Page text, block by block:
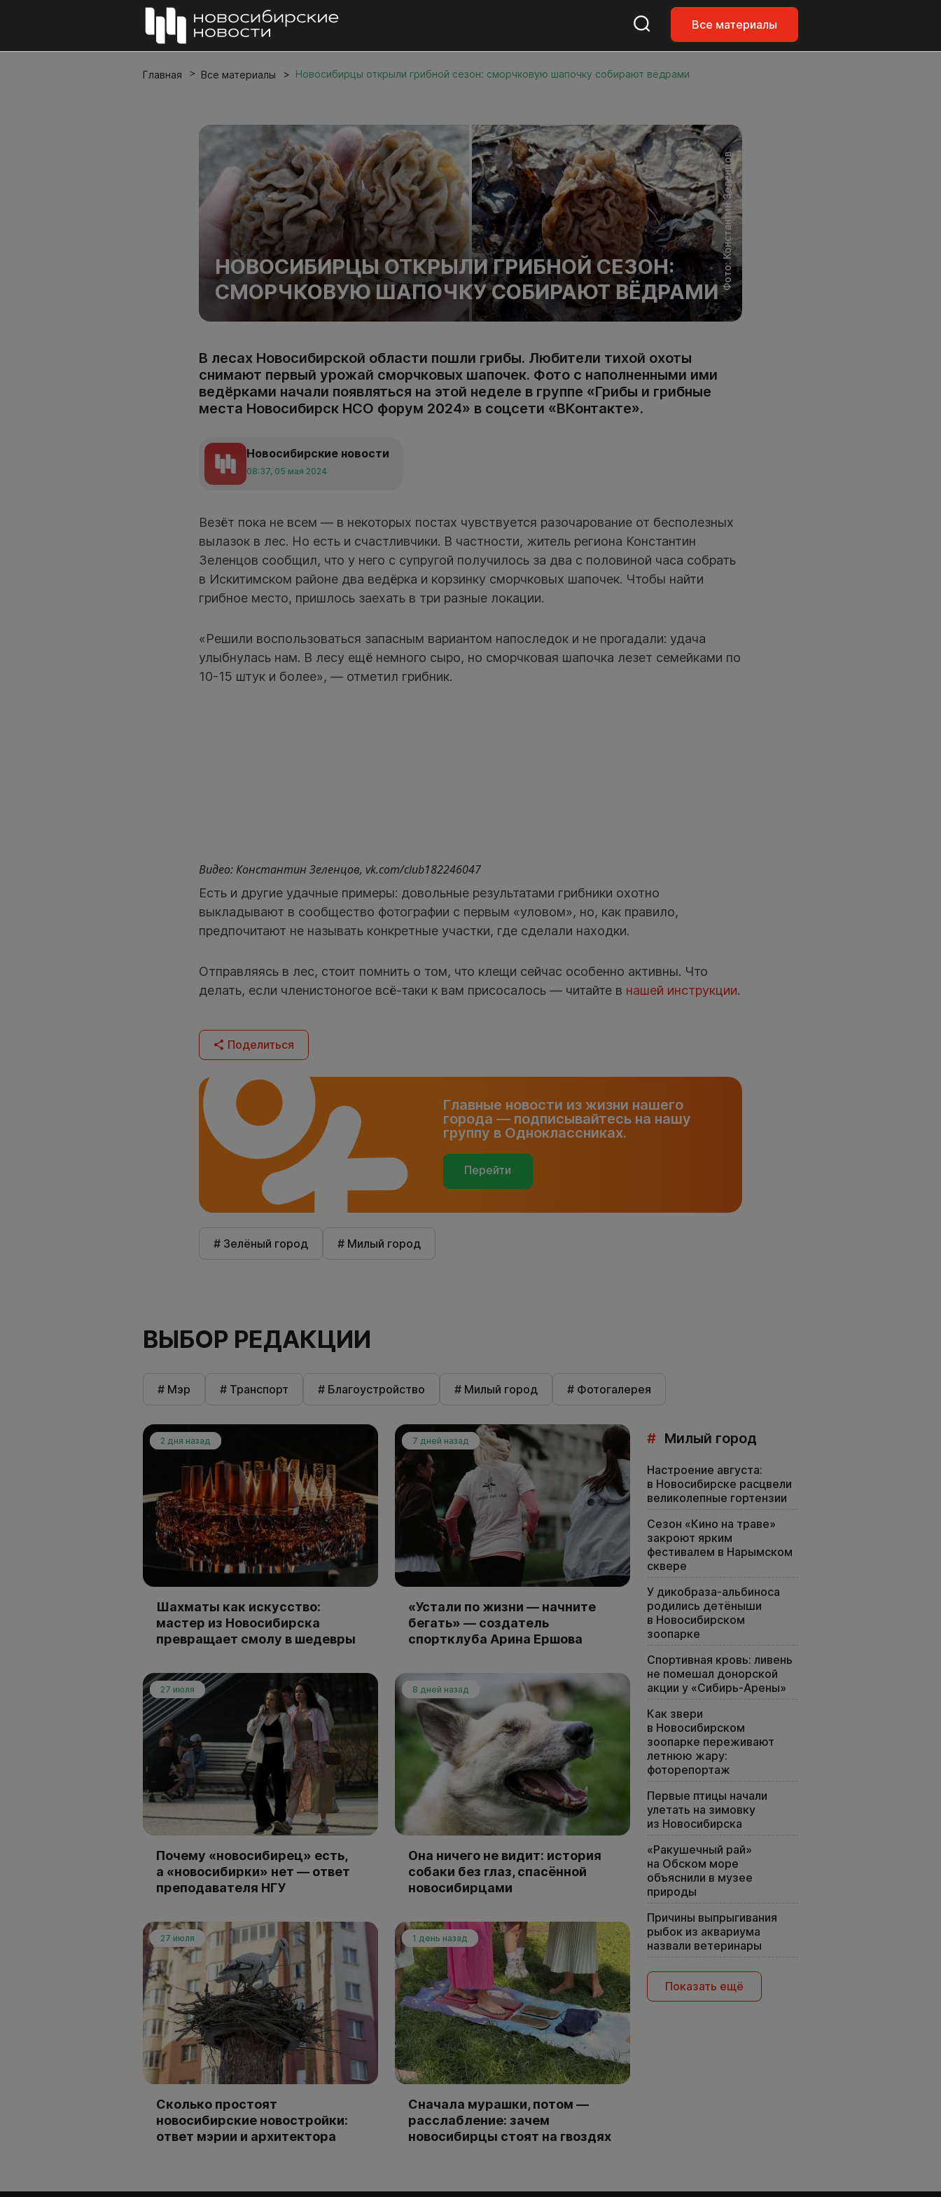
Все материалы
Главная Все материалы Новосибирцы открыли грибной сезон: сморчковую шапочку собирают вёдрами
Фото: Константин Зеленцов
НОВОСИБИРЦЫ ОТКРЫЛИ ГРИБНОЙ СЕЗОН:
СМОРЧКОВУЮ ШАПОЧКУ СОБИРАЮТ ВЁДРАМИ
В лесах Новосибирской области пошли грибы. Любители тихой охоты
снимают первый урожай сморчковых шапочек. Фото с наполненными ими
ведёрками начали появляться на этой неделе в группе «Грибы и грибные
места Новосибирск НСО форум 2024» в соцсети «ВКонтакте».
Новосибирские новости
08:37, 05 мая 2024
Везёт пока не всем — в некоторых постах чувствуется разочарование от бесполезных
вылазок в лес. Но есть и счастливчики. В частности, житель региона Константин
Зеленцов сообщил, что у него с супругой получилось за два с половиной часа собрать
в Искитимском районе два ведёрка и корзинку сморчковых шапочек. Чтобы найти
грибное место, пришлось заехать в три разные локации.
«Решили воспользоваться запасным вариантом напоследок и не прогадали: удача
улыбнулась нам. В лесу ещё немного сыро, но сморчковая шапочка лезет семейками по
10-15 штук и более», — отметил грибник.
Видео: Константин Зеленцов, vk.com/club182246047
Есть и другие удачные примеры: довольные результатами грибники охотно
выкладывают в сообщество фотографии с первым «уловом», но, как правило,
предпочитают не называть конкретные участки, где сделали находки.
Отправляясь в лес, стоит помнить о том, что клещи сейчас особенно активны. Что
делать, если членистоногое всё-таки к вам присосалось — читайте в нашей инструкции.
Поделиться
Главные новости из жизни нашего
города — подписывайтесь на нашу
группу в Одноклассниках.
Перейти
# Зелёный город # Милый город
ВЫБОР РЕДАКЦИИ
# Мэр # Транспорт # Благоустройство # Милый город # Фотогалерея
2 дня назад
Шахматы как искусство:
мастер из Новосибирска
превращает смолу в шедевры
7 дней назад
«Устали по жизни — начните
бегать» — создатель
спортклуба Арина Ершова
27 июля
Почему «новосибирец» есть,
а «новосибирки» нет — ответ
преподавателя НГУ
8 дней назад
Она ничего не видит: история
собаки без глаз, спасённой
новосибирцами
27 июля
Сколько простоят
новосибирские новостройки:
ответ мэрии и архитектора
1 день назад
Сначала мурашки, потом —
расслабление: зачем
новосибирцы стоят на гвоздях
# Милый город
Настроение августа:
в Новосибирске расцвели
великолепные гортензии
Сезон «Кино на траве»
закроют ярким
фестивалем в Нарымском
сквере
У дикобраза-альбиноса
родились детёныши
в Новосибирском
зоопарке
Спортивная кровь: ливень
не помешал донорской
акции у «Сибирь-Арены»
Как звери
в Новосибирском
зоопарке переживают
летнюю жару:
фоторепортаж
Первые птицы начали
улетать на зимовку
из Новосибирска
«Ракушечный рай»
на Обском море
объяснили в музее
природы
Причины выпрыгивания
рыбок из аквариума
назвали ветеринары
Показать ещё